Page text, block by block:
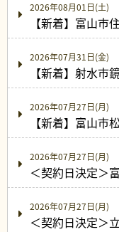
2026年08月01日(土)
【新着】富山
2026年07月31日(金)
【新着】射水
2026年07月27日(月)
【新着】富山市
2026年07月27日(月)
＜契約日決定＞
2026年07月27日(月)
＜契約日決定＞